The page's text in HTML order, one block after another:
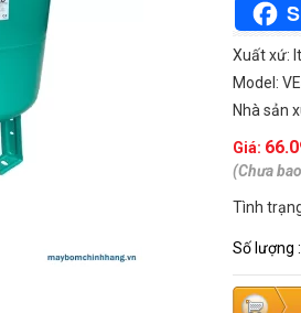
Xuất xứ:
Model:
Nhà sản
Giá:
(Chưa
Tình
Số lượng :